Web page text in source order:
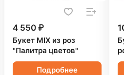
4 550 ₽
Букет MIX из роз
"Палитра цветов"
Подробнее